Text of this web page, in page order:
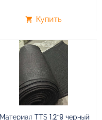
shopping_cart Купить
Материал TTS 1.2*9 черный